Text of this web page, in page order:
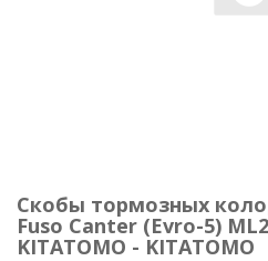
Скобы тормозных
Fuso Canter (Evro-5)
KITATOMO - KITATOMO